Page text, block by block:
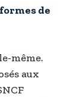
de
même.
aux